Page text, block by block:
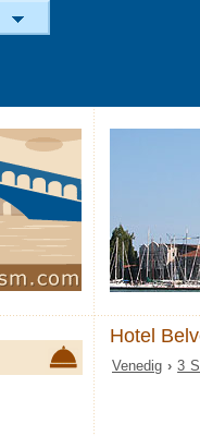
Hotel
Venedig ›3